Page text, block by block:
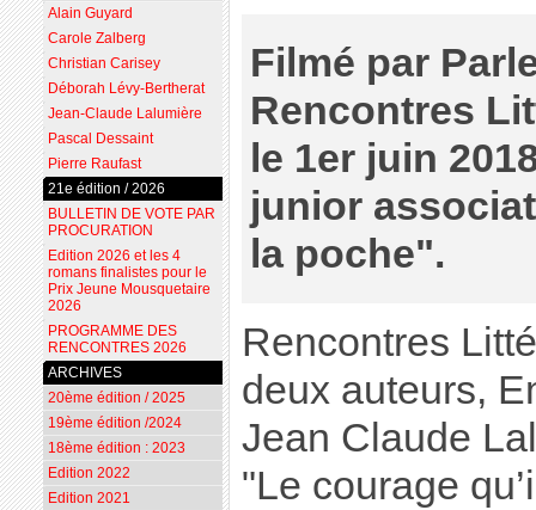
Filmé par
Rencontres
le 1er juin
junior
la poche".
Rencontres
deux auteurs,
Jean Claude
"Le courage
Alain Guyard
Carole Zalberg
Christian Carisey
Déborah Lévy-Bertherat
Jean-Claude Lalumière
Pascal Dessaint
Pierre Raufast
21e édition / 2026
BULLETIN DE VOTE PAR
PROCURATION
Edition 2026 et les 4
romans finalistes pour le
Prix Jeune Mousquetaire
2026
PROGRAMME DES
RENCONTRES 2026
ARCHIVES
20ème édition / 2025
19ème édition /2024
18ème édition : 2023
Edition 2022
Edition 2021